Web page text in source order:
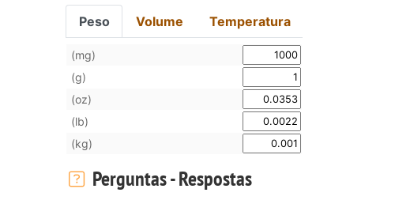
Peso Volume Temperatura
(mg)
(g)
(oz)
(lb)
(kg)
Perguntas - Respostas